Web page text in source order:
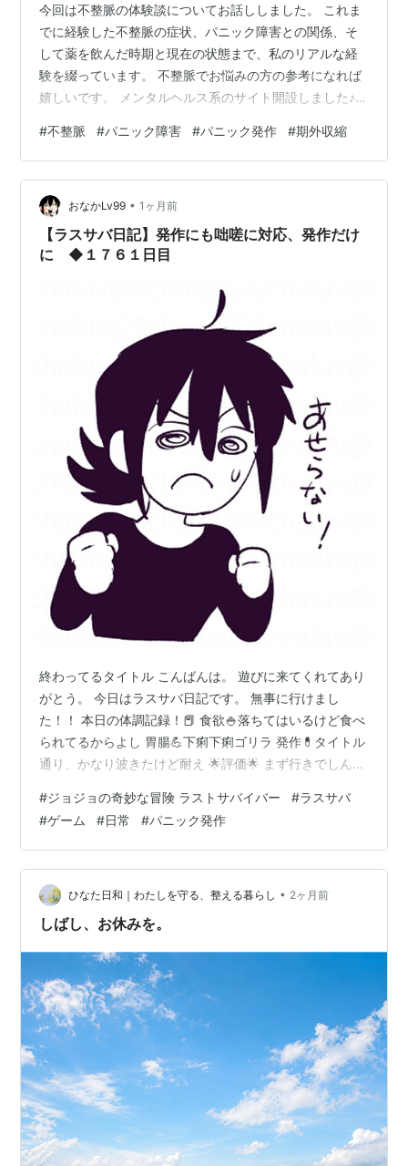
今回は不整脈の体験談についてお話ししました。 これま
でに経験した不整脈の症状、パニック障害との関係、そ
して薬を飲んだ時期と現在の状態まで、私のリアルな経
験を綴っています。 不整脈でお悩みの方の参考になれば
嬉しいです。 メンタルヘルス系のサイト開設しました♪
#不整脈 #パニック障害 #パニック発作 #期外収縮
おなかLv99 • 1ヶ月前
【ラスサバ日記】発作にも咄嗟に対応、発作だけ
に ◆１７６１日目
終わってるタイトル こんばんは。 遊びに来てくれてあり
がとう。 今日はラスサバ日記です。 無事に行けまし
た！！ 本日の体調記録！📕 食欲🍚落ちてはいるけど食べ
られてるからよし 胃腸💪下痢下痢ゴリラ 発作💊タイトル
通り、かなり波きたけど耐え 🌟評価🌟 まず行きでしんど
性。今日のつまみ（限界レベル）は５くらいで考えて
た。 ゲーム中に波がきちゃって一旦車で休み。少し落ち
着いたら整ったから最後の１戦。 このまま終わったら嫌
な思い出で上書きされちゃうからね！ 切羽詰まってるだ
けで場所次第ではすぐ落ち着くってわかったら最強にな
れた。 帰りは一瞬しんどかった…
#ジョジョの奇妙な冒険 ラストサバイバー #ラスサバ
#ゲーム #日常 #パニック発作
ひなた日和｜わたしを守る、整える暮らし • 2ヶ月前
しばし、お休みを。